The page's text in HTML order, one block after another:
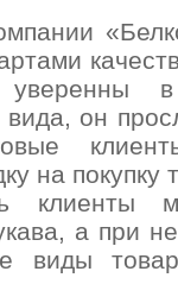
уверенны
вида, он
на покупку
клиенты
а при
виды